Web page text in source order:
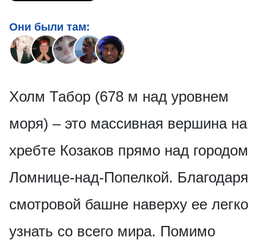
Они были там:
Холм Табор (678 м над уровнем
моря) – это массивная вершина на
хребте Козаков прямо над городом
Ломнице-над-Попелкой. Благодаря
смотровой башне наверху ее легко
узнать со всего мира. Помимо